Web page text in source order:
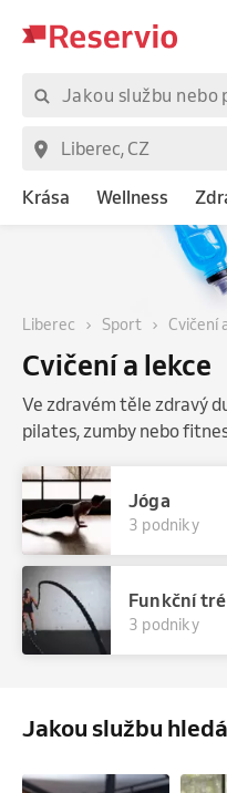
Krása Wellness
Liberec Sport Cvičení
Cvičení a lekce
Ve zdravém těle zdravý
pilates, zumby nebo
Jóga
3 podniky
Funkční
3 podniky
Jakou službu